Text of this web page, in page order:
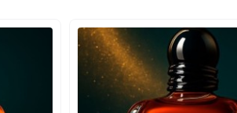
طولانی مدت را ایجاد می کنند.